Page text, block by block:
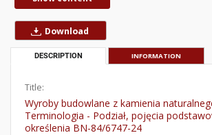
Download
DESCRIPTION INFORMATION
Title:
Wyroby budowlane z kamienia
Terminologia - Podział, pojęcia
określenia BN-84/6747-24